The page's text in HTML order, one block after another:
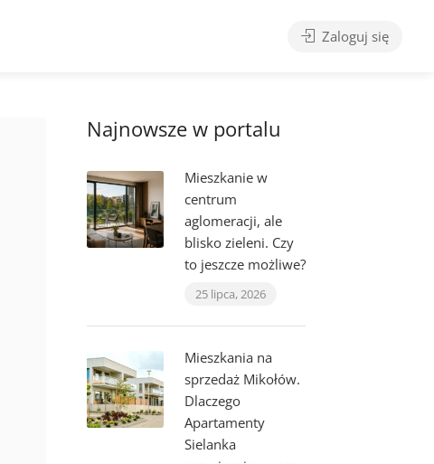
Zaloguj się
Najnowsze w portalu
Mieszkanie w
centrum
aglomeracji, ale
blisko zieleni. Czy
to jeszcze możliwe?
25 lipca, 2026
Mieszkania na
sprzedaż Mikołów.
Dlaczego
Apartamenty
Sielanka